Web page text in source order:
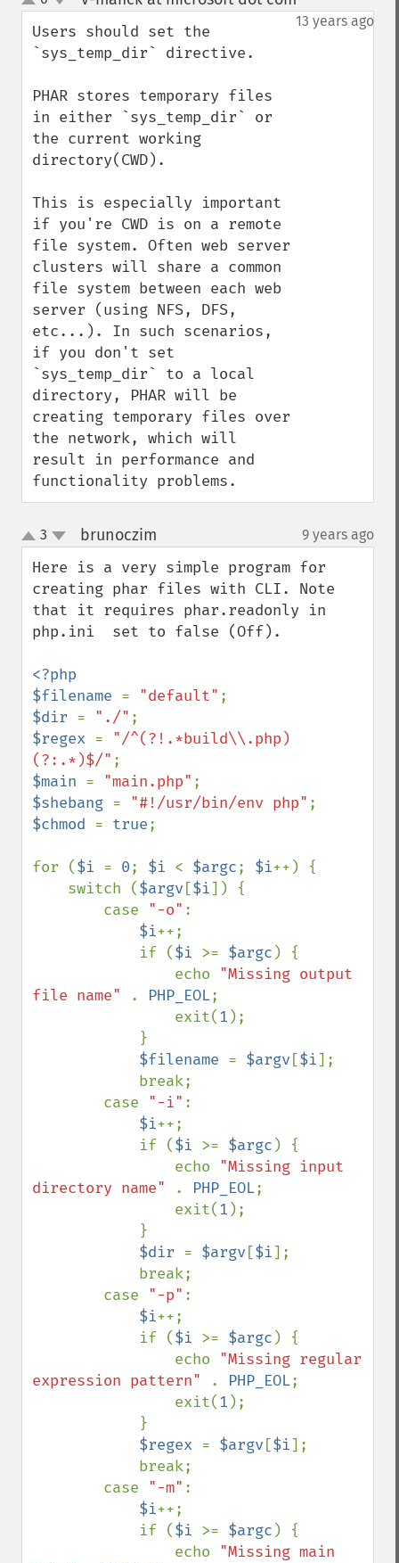
up
down
13 years ago
Users should set the
`sys_temp_dir` directive.
PHAR stores temporary files
in either `sys_temp_dir` or
the current working
directory(CWD).
This is especially important
if you're CWD is on a remote
file system. Often web server
clusters will share a common
file system between each web
server (using NFS, DFS,
etc...). In such scenarios,
if you don't set
`sys_temp_dir` to a local
directory, PHAR will be
creating temporary files over
the network, which will
result in performance and
functionality problems.
up
down
3 brunoczim 9 years ago
Here is a very simple program for
creating phar files with CLI. Note
that it requires phar.readonly in
php.ini  set to false (Off).
<?php
$filename = "default"
$dir = "./"
$regex = "/^(?!.*build\\.php)
(?:.*)$/"
$main = "main.php"
$shebang = "#!/usr/bin/env php"
$chmod = true;
for ($i = 0; $i < $argc; $i++) {
    switch (
$argv[$i]) {
        case
"-o" :
$i++;
            if (
$i >= $argc ) {
                echo
"Missing output
file name"
. PHP_EOL;
                exit(
1 );
$filename = $argv[$i];
        case
"-i" :
$i++;
            if (
$i >= $argc ) {
                echo
"Missing input
directory name"
. PHP_EOL;
                exit(
1 );
$dir = $argv[$i];
        case
"-p" :
$i++;
            if (
$i >= $argc ) {
                echo
"Missing regular
expression pattern"
. PHP_EOL;
                exit(
1 );
$regex = $argv[$i];
        case
"-m" :
$i++;
            if (
$i >= $argc ) {
                echo
"Missing main